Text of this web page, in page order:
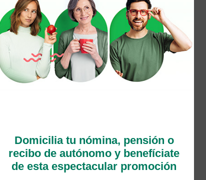
La Policía Nacional define
la confianza de las
confidencialmediante correos,
cuando el chollo
Lo sospechoso es que todo
en pleno agosto, con fotos
y disponibilidad total debería
comoprecios demasiado
Domicilia tu nómina, pensión o
recibo de autónomo y benefíciate
de esta espectacular promoción